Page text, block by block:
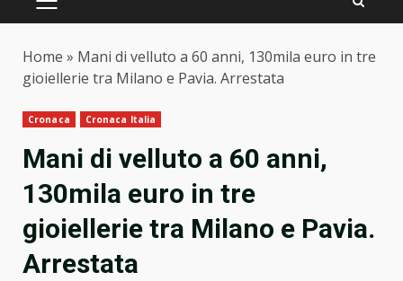
PRIMARY
Home » Mani di velluto a 60 anni, 130mila euro in tre
gioiellerie tra Milano e Pavia. Arrestata
Cronaca Cronaca Italia
Mani di velluto a 60 anni,
130mila euro in tre
gioiellerie tra Milano e Pavia.
Arrestata